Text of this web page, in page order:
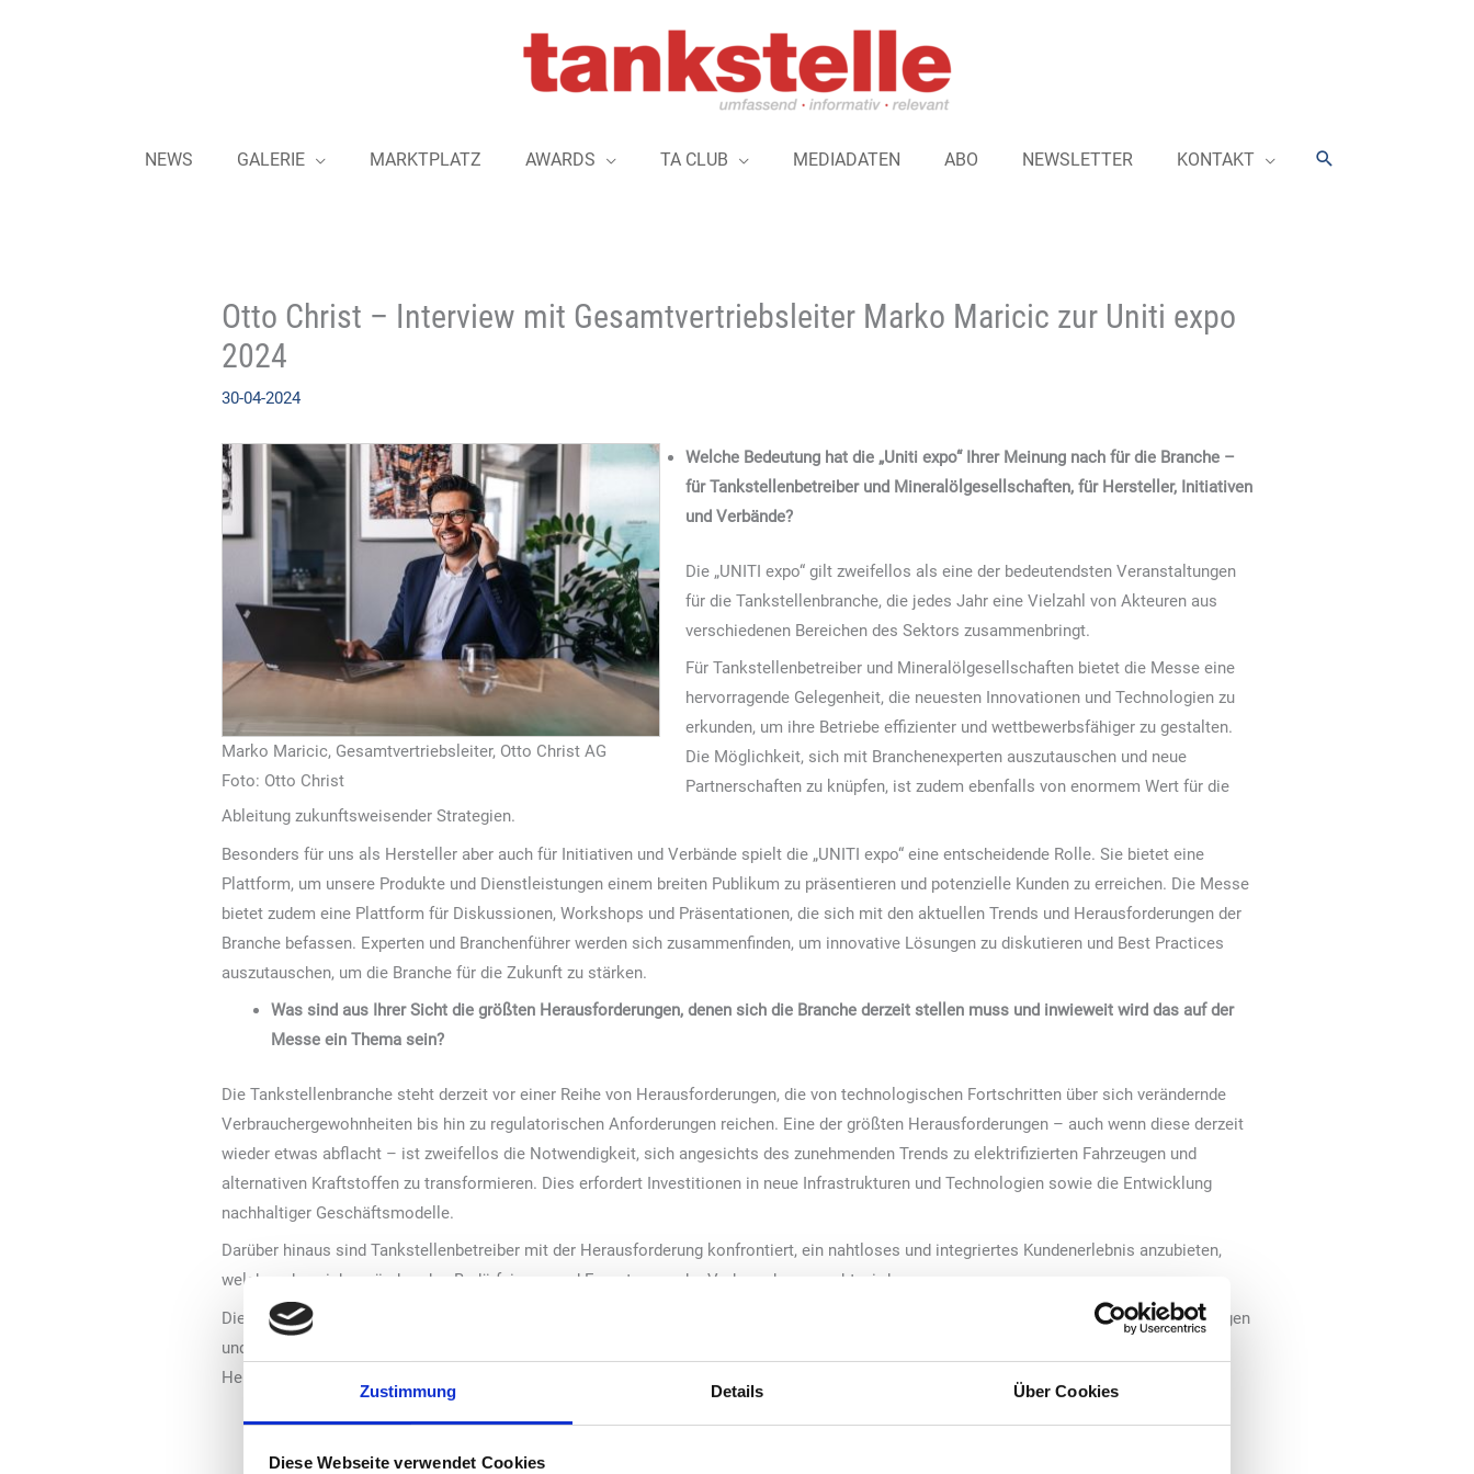
Zustimmung Details Über Cookies
Diese Webseite verwendet Cookies
NEWS GALERIE MARKTPLATZ AWARDS TA CLUB MEDIADATEN ABO NEWSLETTER KONTAKT Suchen
Otto Christ – Interview mit Gesamtvertriebsleiter Marko Maricic zur Uniti expo
2024
30-04-2024
Marko Maricic, Gesamtvertriebsleiter, Otto Christ AG
Foto: Otto Christ
Welche Bedeutung hat die „Uniti expo“ Ihrer Meinung nach für die Branche –
für Tankstellenbetreiber und Mineralölgesellschaften, für Hersteller, Initiativen
und Verbände?
Die „UNITI expo“ gilt zweifellos als eine der bedeutendsten Veranstaltungen
für die Tankstellenbranche, die jedes Jahr eine Vielzahl von Akteuren aus
verschiedenen Bereichen des Sektors zusammenbringt.
Für Tankstellenbetreiber und Mineralölgesellschaften bietet die Messe eine
hervorragende Gelegenheit, die neuesten Innovationen und Technologien zu
erkunden, um ihre Betriebe effizienter und wettbewerbsfähiger zu gestalten.
Die Möglichkeit, sich mit Branchenexperten auszutauschen und neue
Partnerschaften zu knüpfen, ist zudem ebenfalls von enormem Wert für die
Ableitung zukunftsweisender Strategien.
Besonders für uns als Hersteller aber auch für Initiativen und Verbände spielt die „UNITI expo“ eine entscheidende Rolle. Sie bietet eine
Plattform, um unsere Produkte und Dienstleistungen einem breiten Publikum zu präsentieren und potenzielle Kunden zu erreichen. Die Messe
bietet zudem eine Plattform für Diskussionen, Workshops und Präsentationen, die sich mit den aktuellen Trends und Herausforderungen der
Branche befassen. Experten und Branchenführer werden sich zusammenfinden, um innovative Lösungen zu diskutieren und Best Practices
auszutauschen, um die Branche für die Zukunft zu stärken.
Was sind aus Ihrer Sicht die größten Herausforderungen, denen sich die Branche derzeit stellen muss und inwieweit wird das auf der
Messe ein Thema sein?
Die Tankstellenbranche steht derzeit vor einer Reihe von Herausforderungen, die von technologischen Fortschritten über sich verändernde
Verbrauchergewohnheiten bis hin zu regulatorischen Anforderungen reichen. Eine der größten Herausforderungen – auch wenn diese derzeit
wieder etwas abflacht – ist zweifellos die Notwendigkeit, sich angesichts des zunehmenden Trends zu elektrifizierten Fahrzeugen und
alternativen Kraftstoffen zu transformieren. Dies erfordert Investitionen in neue Infrastrukturen und Technologien sowie die Entwicklung
nachhaltiger Geschäftsmodelle.
Darüber hinaus sind Tankstellenbetreiber mit der Herausforderung konfrontiert, ein nahtloses und integriertes Kundenerlebnis anzubieten,
welches den sich verändernden Bedürfnissen und Erwartungen der Verbraucher gerecht wird.
Die Digitalisierung spielt hierbei eine entscheidende Rolle, da sie neue Möglichkeiten für personalisierte Angebote, mobile Zahlungslösungen
und eine effiziente Kundenkommunikation schafft. Auf unserem Stand 1J40 zeigen wir Ihnen geeignete Technologien um die genannten
Herausforderungen beim betreiben Ihrer Waschtechnik zu meistern.